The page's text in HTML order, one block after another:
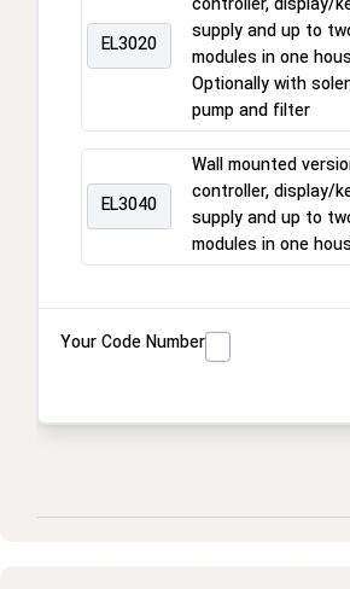
EL3020
controller, display/
supply and up to
modules in one
Optionally with
pump and filter
EL3040
Wall mounted
controller, display/
supply and up to
modules in one
Your Code Number